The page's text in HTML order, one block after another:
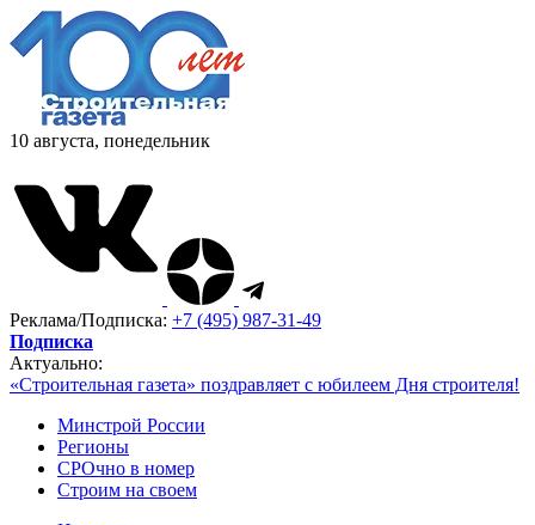
10 августа, понедельник
Реклама/Подписка: +7 (495) 987-31-49
Подписка
Актуально:
«Строительная газета» поздравляет с юбилеем Дня строителя!
Минстрой России
Регионы
СРОчно в номер
Строим на своем